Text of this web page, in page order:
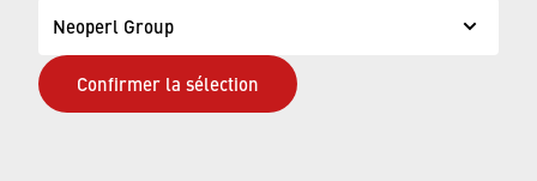
Neoperl Group
Confirmer la sélection
Page de confidentialité